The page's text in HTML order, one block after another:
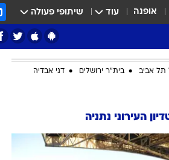
אופנה עוד שיתופי פעולה
ציון 3
תל אביב בית"ר ירושלים דני אבדיה
העירוני נתניה